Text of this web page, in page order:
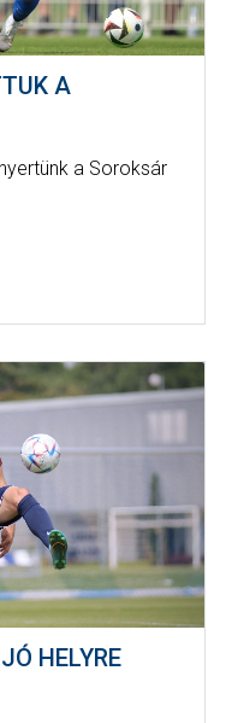
A
a Soroksár
HELYRE